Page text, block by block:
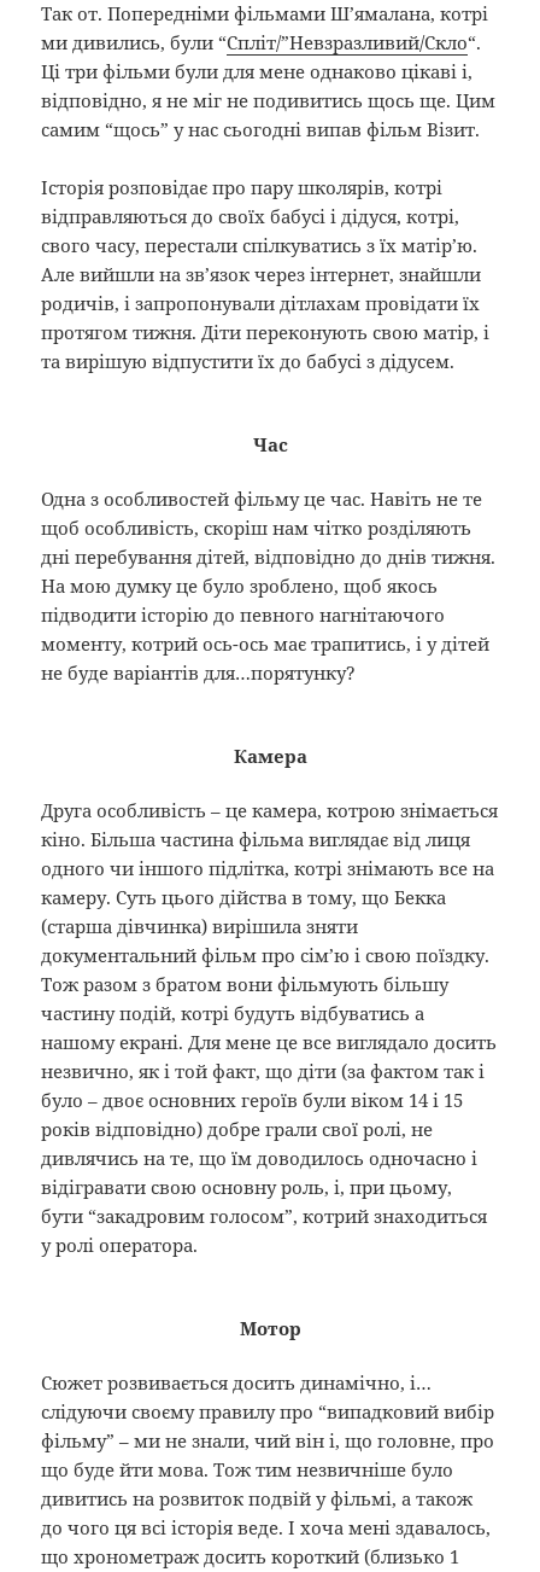
Так от. Попередніми фільмами Ш’ямалана, котрі
ми дивились, були “Спліт/”Невзразливий/Скло“.
Ці три фільми були для мене однаково цікаві і,
відповідно, я не міг не подивитись щось ще. Цим
самим “щось” у нас сьогодні випав фільм Візит.
Історія розповідає про пару школярів, котрі
відправляються до своїх бабусі і дідуся, котрі,
свого часу, перестали спілкуватись з їх матір’ю.
Але вийшли на зв’язок через інтернет, знайшли
родичів, і запропонували дітлахам провідати їх
протягом тижня. Діти переконують свою матір, і
та вирішую відпустити їх до бабусі з дідусем.
Час
Одна з особливостей фільму це час. Навіть не те
щоб особливість, скоріш нам чітко розділяють
дні перебування дітей, відповідно до днів тижня.
На мою думку це було зроблено, щоб якось
підводити історію до певного нагнітаючого
моменту, котрий ось-ось має трапитись, і у дітей
не буде варіантів для…порятунку?
Камера
Друга особливість – це камера, котрою знімається
кіно. Більша частина фільма виглядає від лиця
одного чи іншого підлітка, котрі знімають все на
камеру. Суть цього дійства в тому, що Бекка
(старша дівчинка) вирішила зняти
документальний фільм про сім’ю і свою поїздку.
Тож разом з братом вони фільмують більшу
частину подій, котрі будуть відбуватись а
нашому екрані. Для мене це все виглядало досить
незвично, як і той факт, що діти (за фактом так і
було – двоє основних героїв були віком 14 і 15
років відповідно) добре грали свої ролі, не
дивлячись на те, що їм доводилось одночасно і
відігравати свою основну роль, і, при цьому,
бути “закадровим голосом”, котрий знаходиться
у ролі оператора.
Мотор
Сюжет розвивається досить динамічно, і…
слідуючи своєму правилу про “випадковий вибір
фільму” – ми не знали, чий він і, що головне, про
що буде йти мова. Тож тим незвичніше було
дивитись на розвиток подвій у фільмі, а також
до чого ця всі історія веде. І хоча мені здавалось,
що хронометраж досить короткий (близько 1